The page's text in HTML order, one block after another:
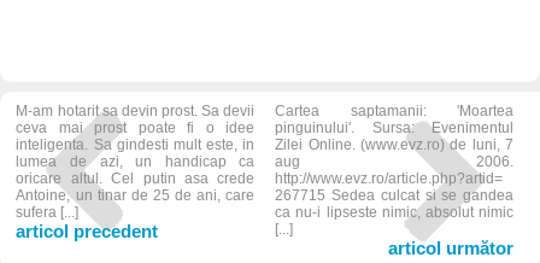
M-am hotarit sa devin prost. Sa devii
ceva mai prost poate fi o idee
inteligenta. Sa gindesti mult este, in
lumea de azi, un handicap ca
oricare altul. Cel putin asa crede
Antoine, un tinar de 25 de ani, care
sufera [...]
articol precedent
Cartea saptamanii: 'Moartea
pinguinului'. Sursa: Evenimentul
Zilei Online. (www.evz.ro) de luni, 7
aug 2006.
http://www.evz.ro/article.php?artid=
267715 Sedea culcat si se gandea
ca nu-i lipseste nimic, absolut nimic
[...]
articol următor